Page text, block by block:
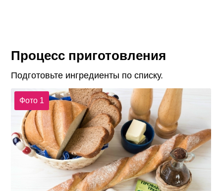
Процесс приготовления
Подготовьте ингредиенты по списку.
Фото 1